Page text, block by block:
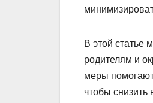
В этой статье
родителям и
меры помогают
чтобы